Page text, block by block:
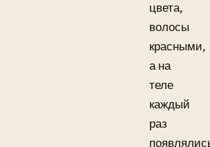
цвета,
волосы
красными,
а на
теле
каждый
раз